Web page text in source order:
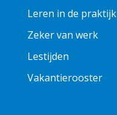
Leren in de praktijk
Zeker van werk
Lestijden
Vakantierooster